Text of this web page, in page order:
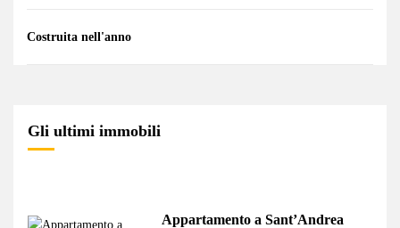
Costruita nell'anno
Gli ultimi immobili
Appartamento a Sant’Andrea